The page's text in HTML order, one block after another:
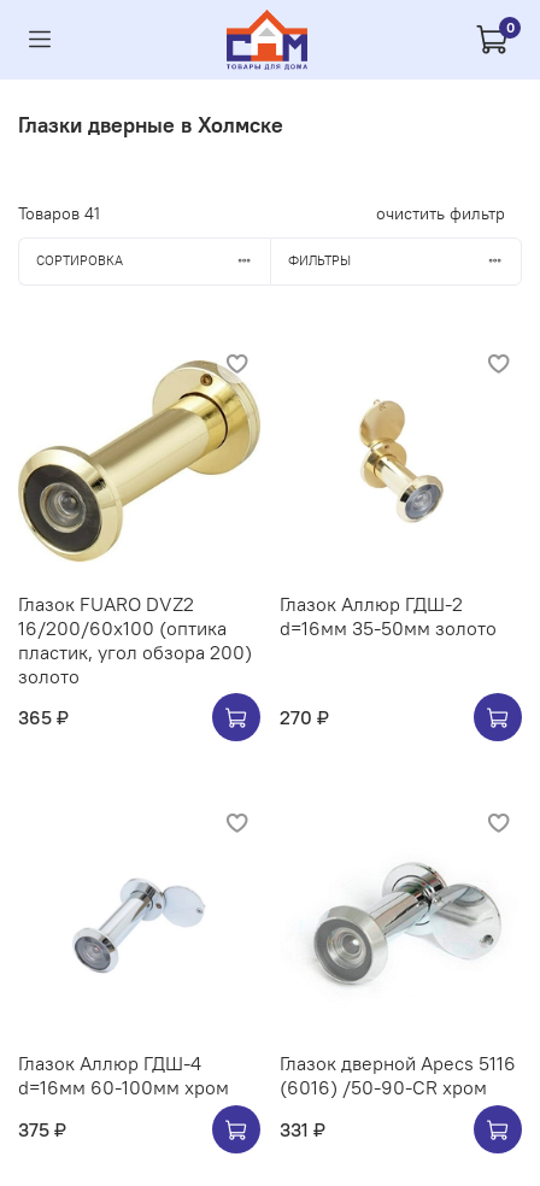
0
Глазки дверные в Холмске
Товаров 41 очистить фильтр
СОРТИРОВКА ФИЛЬТРЫ
Глазок FUARO DVZ2
16/200/60x100 (оптика
пластик, угол обзора 200)
золото
365 ₽
Глазок Аллюр ГДШ-2
d=16мм 35-50мм золото
270 ₽
Глазок Аллюр ГДШ-4
d=16мм 60-100мм хром
375 ₽
Глазок дверной Apecs 5116
(6016) /50-90-CR хром
331 ₽